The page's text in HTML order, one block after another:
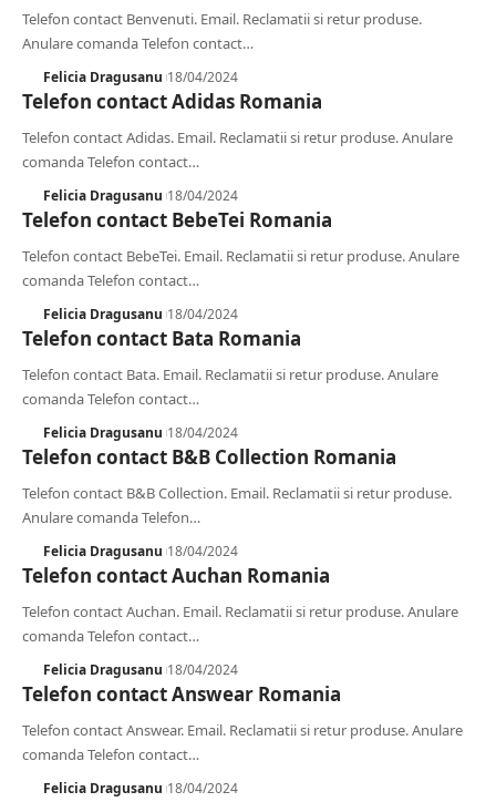
Telefon contact Benvenuti. Email. Reclamatii si retur produse.
Anulare comanda Telefon contact…
Felicia Dragusanu 18/04/2024
Telefon contact Adidas Romania
Telefon contact Adidas. Email. Reclamatii si retur produse. Anulare
comanda Telefon contact…
Felicia Dragusanu 18/04/2024
Telefon contact BebeTei Romania
Telefon contact BebeTei. Email. Reclamatii si retur produse. Anulare
comanda Telefon contact…
Felicia Dragusanu 18/04/2024
Telefon contact Bata Romania
Telefon contact Bata. Email. Reclamatii si retur produse. Anulare
comanda Telefon contact…
Felicia Dragusanu 18/04/2024
Telefon contact B&B Collection Romania
Telefon contact B&B Collection. Email. Reclamatii si retur produse.
Anulare comanda Telefon…
Felicia Dragusanu 18/04/2024
Telefon contact Auchan Romania
Telefon contact Auchan. Email. Reclamatii si retur produse. Anulare
comanda Telefon contact…
Felicia Dragusanu 18/04/2024
Telefon contact Answear Romania
Telefon contact Answear. Email. Reclamatii si retur produse. Anulare
comanda Telefon contact…
Felicia Dragusanu 18/04/2024